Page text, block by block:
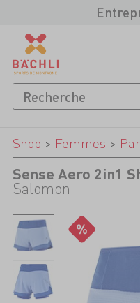
Shop > Femmes >
Sense Aero 2in1
Salomon